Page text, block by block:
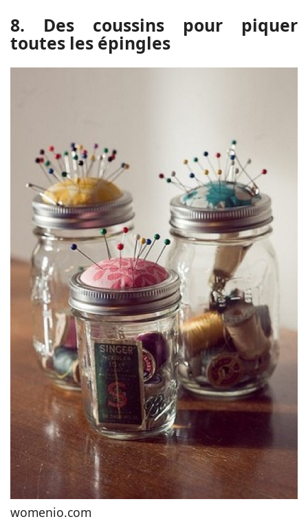
8. Des coussins pour piquer
toutes les épingles
womenio.com